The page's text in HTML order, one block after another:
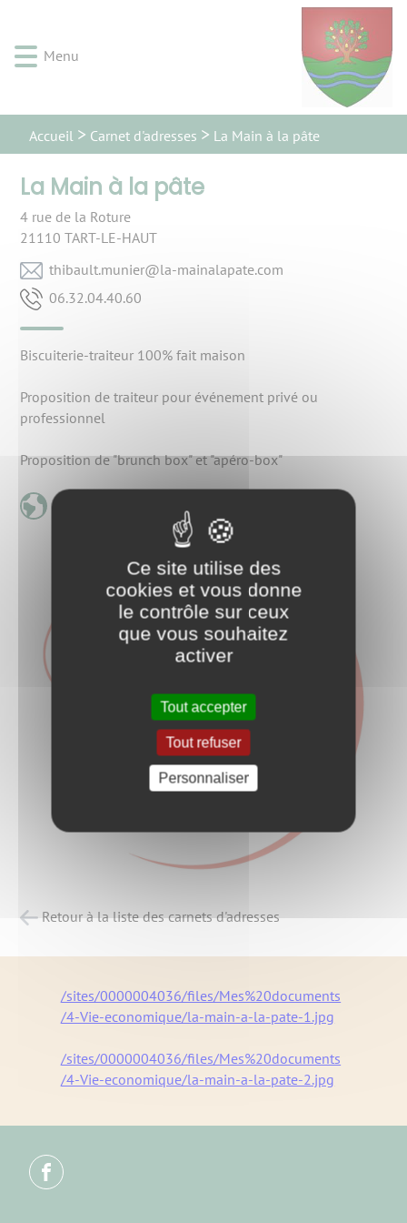
rapide
au
rapide
au
principal
rapide
recherche
rapide
au
de
page
Menu
Accueil Carnet d'adresses La Main à la pâte
La Main à la pâte
4 rue de la Roture
21110 TART-LE-HAUT
moc.etapalaniam-al@reinum.tluabiht
06.04.40.23.60
Biscuiterie-traiteur 100% fait maison
Proposition de traiteur pour événement privé ou
professionnel
Proposition de "brunch box" et "apéro-box"
Retour à la liste des carnets d'adresses
/sites/0000004036/files/Mes%20documents
/4-Vie-economique/la-main-a-la-pate-1.jpg
/sites/0000004036/files/Mes%20documents
/4-Vie-economique/la-main-a-la-pate-2.jpg
Ce site utilise des
cookies et vous donne
le contrôle sur ceux
que vous souhaitez
activer
Tout accepter
Tout refuser
Personnaliser